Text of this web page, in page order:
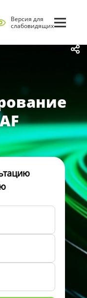
Версия для
слабовидящих